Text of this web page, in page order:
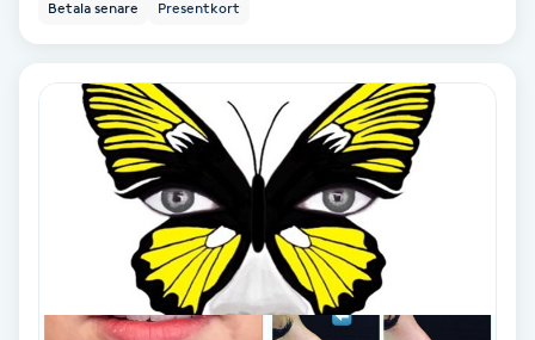
Manikyr & Pedikyr
Betala senare Presentkort